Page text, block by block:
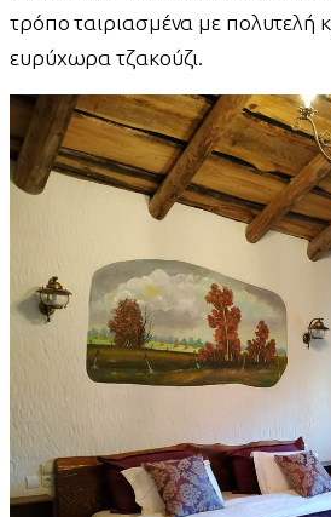
τρόπο ταιριασμένα με πολυτελή
ευρύχωρα τζακούζι.